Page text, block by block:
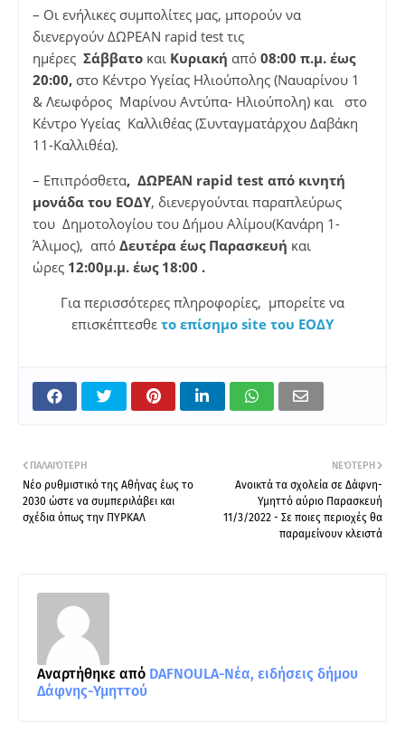
– Οι ενήλικες συμπολίτες μας, μπορούν να
διενεργούν ΔΩΡΕΑΝ rapid test τις
ημέρες Σάββατο και Κυριακή από 08:00 π.μ. έως
20:00, στο Κέντρο Υγείας Ηλιούπολης (Ναυαρίνου 1
& Λεωφόρος Μαρίνου Αντύπα- Ηλιούπολη) και στο
Κέντρο Υγείας Καλλιθέας (Συνταγματάρχου Δαβάκη
11-Καλλιθέα).
– Επιπρόσθετα, ΔΩΡΕΑΝ rapid test από κινητή
μονάδα του ΕΟΔΥ, διενεργούνται παραπλεύρως
του Δημοτολογίου του Δήμου Αλίμου(Κανάρη 1-
Άλιμος), από Δευτέρα έως Παρασκευή και
ώρες 12:00μ.μ. έως 18:00 .
Για περισσότερες πληροφορίες, μπορείτε να
επισκέπτεσθε το επίσημο site του ΕΟΔΥ
ΝΕΌΤΕΡΗ
Ανοικτά τα σχολεία σε Δάφνη-
Υμηττό αύριο Παρασκευή
11/3/2022 - Σε ποιες περιοχές θα
παραμείνουν κλειστά
ΠΑΛΑΙΌΤΕΡΗ
Νέο ρυθμιστικό της Αθήνας έως το
2030 ώστε να συμπεριλάβει και
σχέδια όπως την ΠΥΡΚΑΛ
Αναρτήθηκε από DAFNOULA-Νέα, ειδήσεις δήμου
Δάφνης-Υμηττού